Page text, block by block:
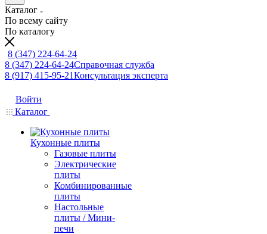
Каталог
По всему сайту
По каталогу
8 (347) 224-64-24
8 (347) 224-64-24Справочная служба
8 (917) 415-95-21Консультация эксперта
Войти
Каталог
Кухонные плиты
Газовые плиты
Электрические
плиты
Комбинированные
плиты
Настольные
плиты / Мини-
печи